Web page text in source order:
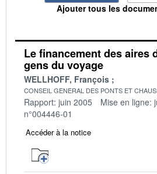
Ajouter tous les
Le financement des aires
gens du voyage
WELLHOFF, François
CONSEIL GENERAL DES PONTS ET
Rapport: juin 2005 Mise en ligne:
n°004446-01
Accéder à la notice